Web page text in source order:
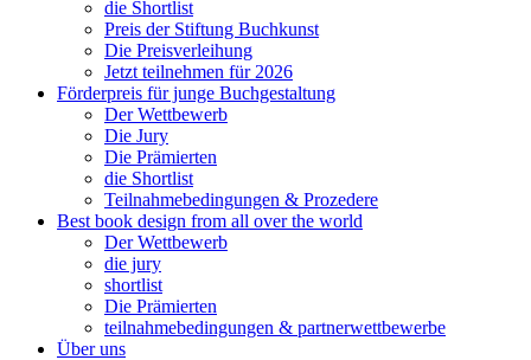
die Shortlist
Preis der Stiftung Buchkunst
Die Preisverleihung
Jetzt teilnehmen für 2026
Förderpreis für junge Buchgestaltung
Der Wettbewerb
Die Jury
Die Prämierten
die Shortlist
Teilnahmebedingungen & Prozedere
Best book design from all over the world
Der Wettbewerb
die jury
shortlist
Die Prämierten
teilnahmebedingungen & partnerwettbewerbe
Über uns